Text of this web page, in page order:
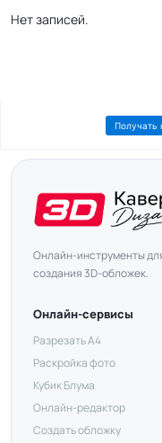
Нет записей.
Получать
Онлайн-инструменты
создания 3D-обложек.
Онлайн-сервисы
Разрезать А4
Раскройка фото
Кубик Блума
Онлайн-редактор
Создать обложку